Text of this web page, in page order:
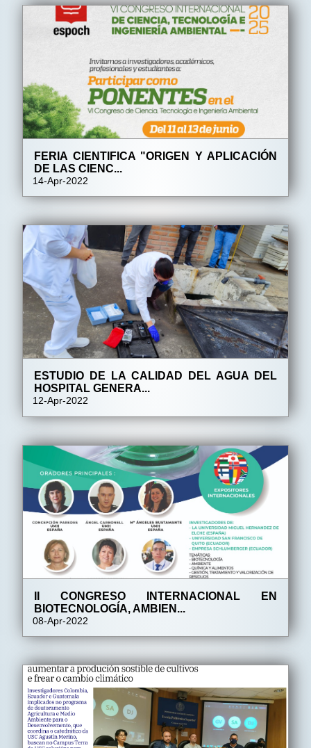
FERIA CIENTIFICA "ORIGEN Y APLICACIÓN
DE LAS CIENC...
14-Apr-2022
ESTUDIO DE LA CALIDAD DEL AGUA DEL
HOSPITAL GENERA...
12-Apr-2022
II CONGRESO INTERNACIONAL EN
BIOTECNOLOGÍA, AMBIEN...
08-Apr-2022